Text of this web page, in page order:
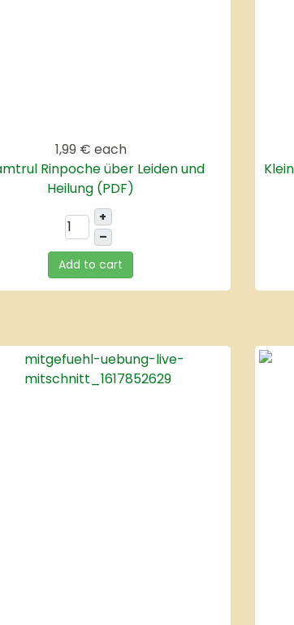
1,99 € each
Rinpoche über Leiden und
Heilung (PDF)
+
–
Add to cart